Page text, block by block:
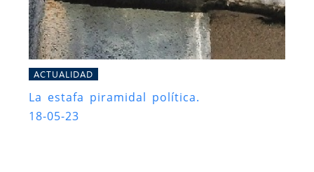
ACTUALIDAD
La estafa piramidal política.
18-05-23